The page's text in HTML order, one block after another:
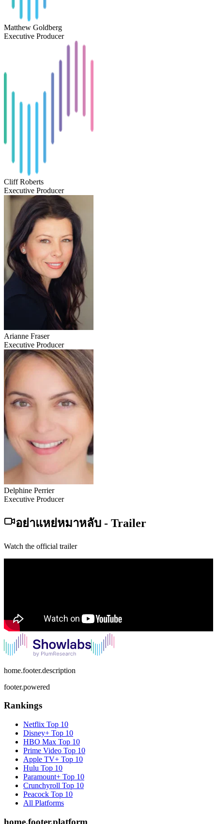
Matthew Goldberg
Executive Producer
Cliff Roberts
Executive Producer
Arianne Fraser
Executive Producer
Delphine Perrier
Executive Producer
อย่าแหย่หมาหลับ - Trailer
Watch the official trailer
home.footer.description
footer.powered
Rankings
Netflix Top 10
Disney+ Top 10
HBO Max Top 10
Prime Video Top 10
Apple TV+ Top 10
Hulu Top 10
Paramount+ Top 10
Crunchyroll Top 10
Peacock Top 10
All Platforms
home.footer.platform